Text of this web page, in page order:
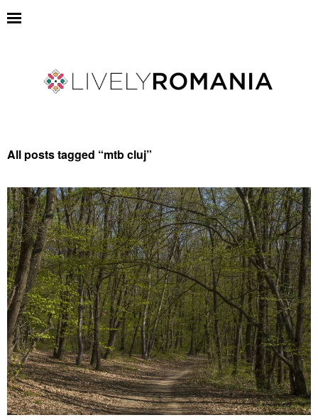
All posts tagged “mtb cluj”